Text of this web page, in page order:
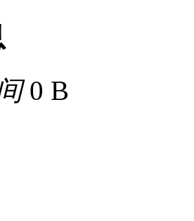
0 B